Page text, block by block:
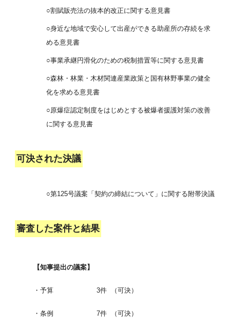
○割賦販売法の抜本的改正に関する意見書
○身近な地域で安心して出産ができる助産所の存続を求
める意見書
○事業承継円滑化のための税制措置等に関する意見書
○森林・林業・木材関連産業政策と国有林野事業の健全
化を求める意見書
○原爆症認定制度をはじめとする被爆者援護対策の改善
に関する意見書
可決された決議
○第125号議案「契約の締結について」に関する附帯決議
審査した案件と結果
【知事提出の議案】
・予算 3件 （可決）
・条例 7件 （可決）